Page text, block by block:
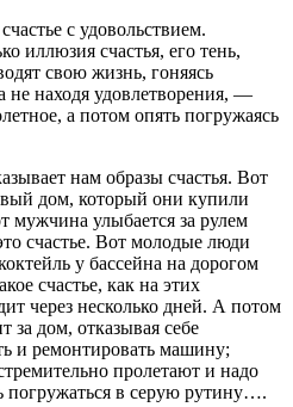
с удовольствием.
иллюзия счастья, его тень,
свою жизнь, гоняясь
не находя удовлетворения, —
а потом опять погружаясь
нам образы счастья. Вот
дом, который они купили
мужчина улыбается за рулем
счастье. Вот молодые люди
у бассейна на дорогом
счастье, как на этих
через несколько дней. А потом
за дом, отказывая себе
и ремонтировать машину;
пролетают и надо
погружаться в серую рутину….